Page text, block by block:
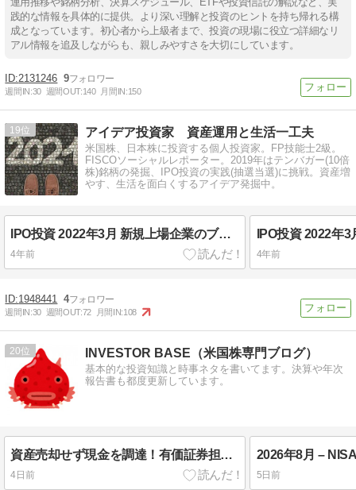
践的な情報を具体的に提供。より深い理解と投資のヒントを持ち帰れる構
成となっています。初心者から上級者まで、投資の現場に役立つ詳細なリ
アル情報を追及しながらも、親しみやすさを大切にしています。
2131246 9
週間IN:30 週間OUT:140 月間IN:150
19 アイデア投資家 資産運用と生活一工夫
米国株、日本株に投資する個人投資家。FP技能士2級。
FISCOソーシャルレポーター。2019年はテンバガー(10倍
株)銘柄の発掘、IPO投資の実践(抽選当選)に挑戦。資産増
やす、生活を面白くするアイデア発掘中。
IPO投資 2022年3月 新規上場企業のブックビルディング当選チャレンジ Part6
4年前 4年前
1948441 4
週間IN:30 週間OUT:72 月間IN:108
20 INVESTOR BASE（米国株専門ブログ）
基本的な投資知識と時事ネタを書いてます。決算や年次
報告書も都度更新しています。
資産売却せず現金を調達！有価証券担保ローン3社徹底比較と失敗しないポートフォリオ活用術
4日前 5日前